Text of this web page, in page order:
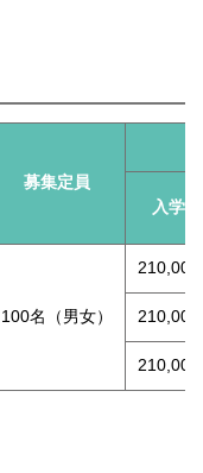
募集定員
入学金
100名（男女）
210,000
210,000
210,000